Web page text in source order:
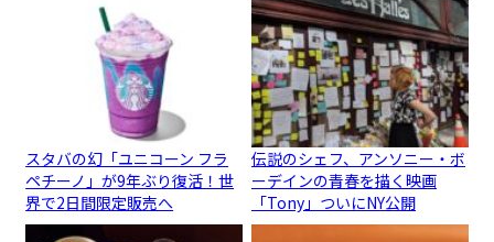
スタバの幻「ユニコーン フラ
ペチーノ」が9年ぶり復活！世
界で2日間限定販売へ
伝説のシェフ、アンソニー・ボ
ーデインの青春を描く映画
「Tony」ついにNY公開